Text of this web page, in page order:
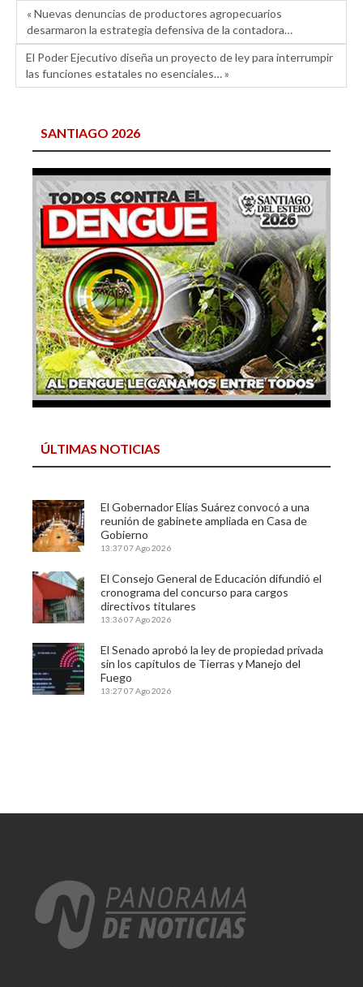
« Nuevas denuncias de productores agropecuarios
desarmaron la estrategia defensiva de la contadora…
El Poder Ejecutivo diseña un proyecto de ley para interrumpir
las funciones estatales no esenciales… »
SANTIAGO 2026
ÚLTIMAS NOTICIAS
El Gobernador Elías Suárez convocó a una
reunión de gabinete ampliada en Casa de
Gobierno
13:3707 Ago 2026
El Consejo General de Educación difundió el
cronograma del concurso para cargos
directivos titulares
13:3607 Ago 2026
El Senado aprobó la ley de propiedad privada
sin los capítulos de Tierras y Manejo del
Fuego
13:2707 Ago 2026